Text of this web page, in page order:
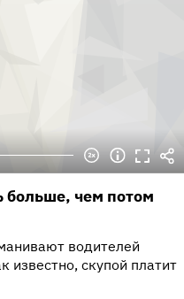
больше, чем потом
водителей
известно, скупой платит